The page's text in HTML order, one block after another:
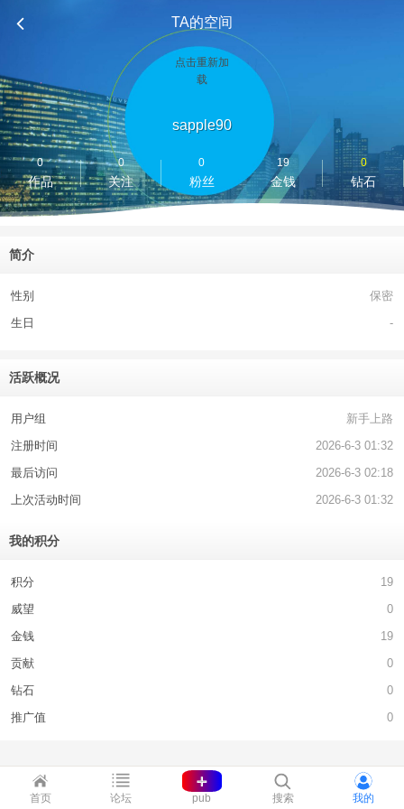
TA的空间
点击重新加
载
sapple90
0
作品
0
关注
0
粉丝
19
金钱
0
钻石
简介
性别
保密
生日
-
活跃概况
用户组
新手上路
注册时间
2026-6-3 01:32
最后访问
2026-6-3 02:18
上次活动时间
2026-6-3 01:32
我的积分
积分
19
威望
0
金钱
19
贡献
0
钻石
0
推广值
0
首页 论坛
+
pub 搜索 我的